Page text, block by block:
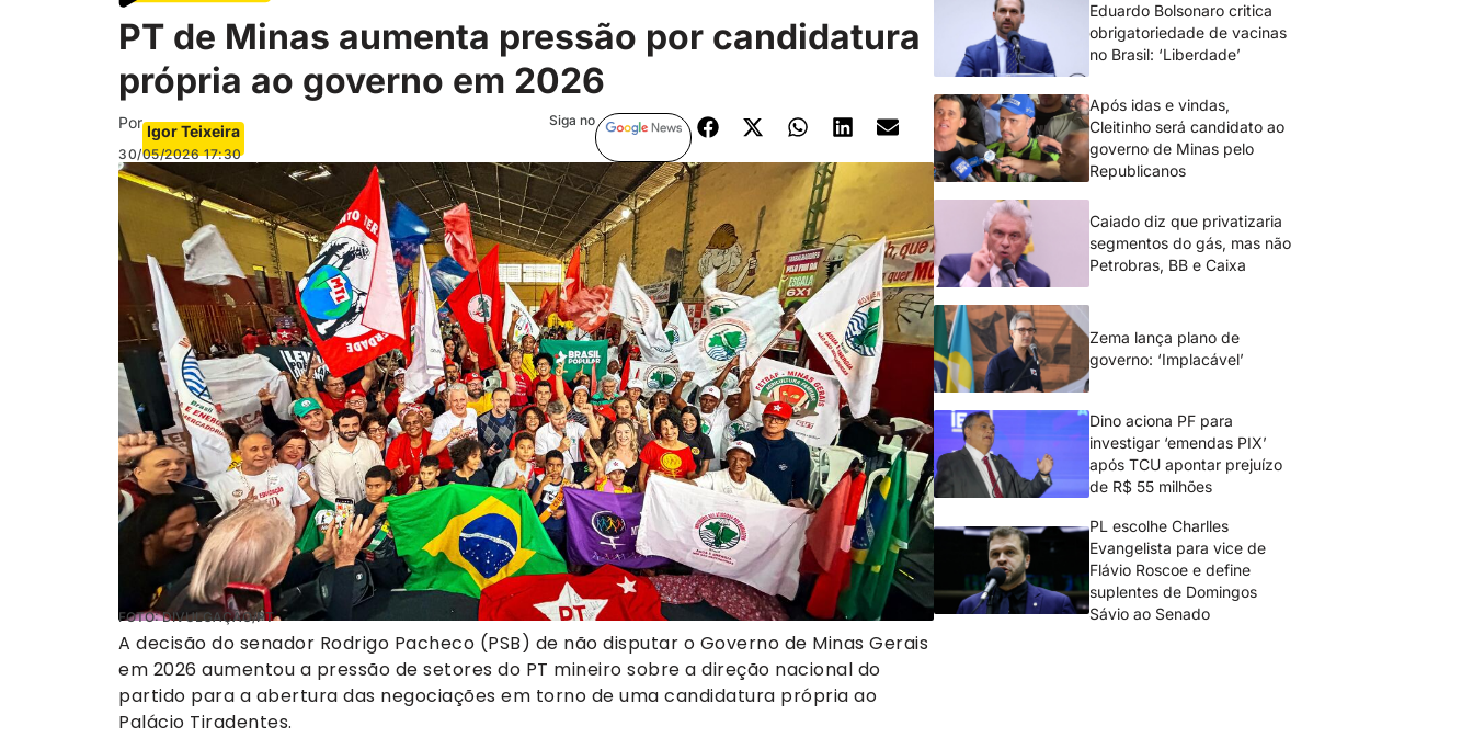
PT de Minas aumenta pressão por candidatura
própria ao governo em 2026
Por Igor Teixeira
30/05/2026 17:30
Siga no
FOTO: DIVULGAÇÃO/PT
A decisão do senador Rodrigo Pacheco (PSB) de não disputar o Governo de Minas Gerais
em 2026 aumentou a pressão de setores do PT mineiro sobre a direção nacional do
partido para a abertura das negociações em torno de uma candidatura própria ao
Palácio Tiradentes.
Eduardo Bolsonaro critica
obrigatoriedade de vacinas
no Brasil: ‘Liberdade’
Após idas e vindas,
Cleitinho será candidato ao
governo de Minas pelo
Republicanos
Caiado diz que privatizaria
segmentos do gás, mas não
Petrobras, BB e Caixa
Zema lança plano de
governo: ‘Implacável’
Dino aciona PF para
investigar ‘emendas PIX’
após TCU apontar prejuízo
de R$ 55 milhões
PL escolhe Charlles
Evangelista para vice de
Flávio Roscoe e define
suplentes de Domingos
Sávio ao Senado